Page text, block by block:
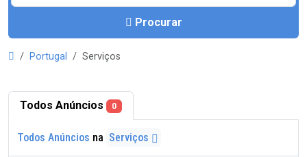
Procurar
Portugal Serviços
Todos Anúncios 0
Todos Anúncios na Serviços